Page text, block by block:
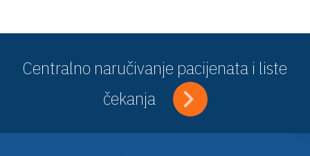
Centralno naručivanje pacijenata i liste
čekanja